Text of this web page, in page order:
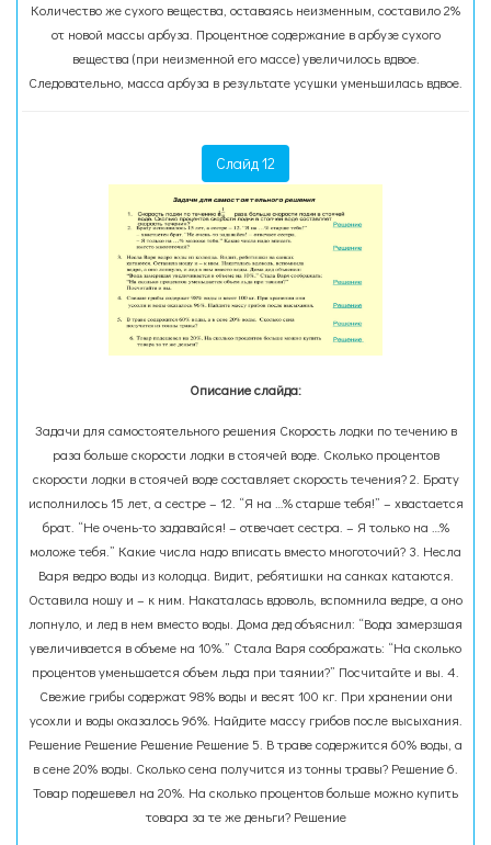
Количество же сухого вещества, оставаясь неизменным, составило 2%
от новой массы арбуза. Процентное содержание в арбузе сухого
вещества (при неизменной его массе) увеличилось вдвое.
Следовательно, масса арбуза в результате усушки уменьшилась вдвое.
Слайд 12
Описание слайда:
Задачи для самостоятельного решения Скорость лодки по течению в
раза больше скорости лодки в стоячей воде. Сколько процентов
скорости лодки в стоячей воде составляет скорость течения? 2. Брату
исполнилось 15 лет, а сестре – 12. “Я на …% старше тебя!” – хвастается
брат. “Не очень-то задавайся! – отвечает сестра. – Я только на …%
моложе тебя.” Какие числа надо вписать вместо многоточий? 3. Несла
Варя ведро воды из колодца. Видит, ребятишки на санках катаются.
Оставила ношу и – к ним. Накаталась вдоволь, вспомнила ведре, а оно
лопнуло, и лед в нем вместо воды. Дома дед объяснил: “Вода замерзшая
увеличивается в объеме на 10%.” Стала Варя соображать: “На сколько
процентов уменьшается объем льда при таянии?” Посчитайте и вы. 4.
Свежие грибы содержат 98% воды и весят 100 кг. При хранении они
усохли и воды оказалось 96%. Найдите массу грибов после высыхания.
Решение Решение Решение Решение 5. В траве содержится 60% воды, а
в сене 20% воды. Сколько сена получится из тонны травы? Решение 6.
Товар подешевел на 20%. На сколько процентов больше можно купить
товара за те же деньги? Решение